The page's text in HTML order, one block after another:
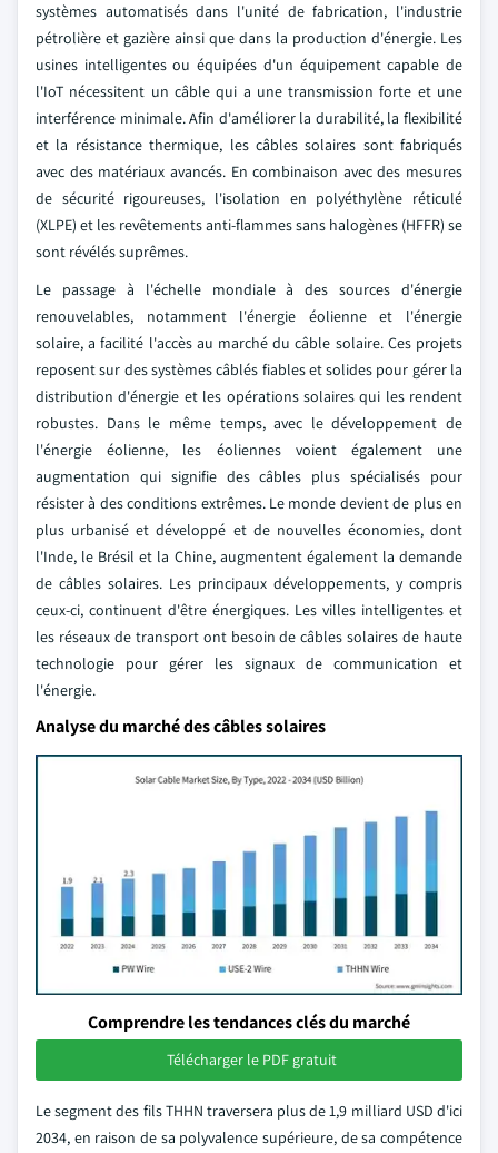
systèmes automatisés dans l'unité de fabrication, l'industrie
pétrolière et gazière ainsi que dans la production d'énergie. Les
usines intelligentes ou équipées d'un équipement capable de
l'IoT nécessitent un câble qui a une transmission forte et une
interférence minimale. Afin d'améliorer la durabilité, la flexibilité
et la résistance thermique, les câbles solaires sont fabriqués
avec des matériaux avancés. En combinaison avec des mesures
de sécurité rigoureuses, l'isolation en polyéthylène réticulé
(XLPE) et les revêtements anti-flammes sans halogènes (HFFR) se
sont révélés suprêmes.
Le passage à l'échelle mondiale à des sources d'énergie
renouvelables, notamment l'énergie éolienne et l'énergie
solaire, a facilité l'accès au marché du câble solaire. Ces projets
reposent sur des systèmes câblés fiables et solides pour gérer la
distribution d'énergie et les opérations solaires qui les rendent
robustes. Dans le même temps, avec le développement de
l'énergie éolienne, les éoliennes voient également une
augmentation qui signifie des câbles plus spécialisés pour
résister à des conditions extrêmes. Le monde devient de plus en
plus urbanisé et développé et de nouvelles économies, dont
l'Inde, le Brésil et la Chine, augmentent également la demande
de câbles solaires. Les principaux développements, y compris
ceux-ci, continuent d'être énergiques. Les villes intelligentes et
les réseaux de transport ont besoin de câbles solaires de haute
technologie pour gérer les signaux de communication et
l'énergie.
Analyse du marché des câbles solaires
Comprendre les tendances clés du marché
Télécharger le PDF gratuit
Le segment des fils THHN traversera plus de 1,9 milliard USD d'ici
2034, en raison de sa polyvalence supérieure, de sa compétence